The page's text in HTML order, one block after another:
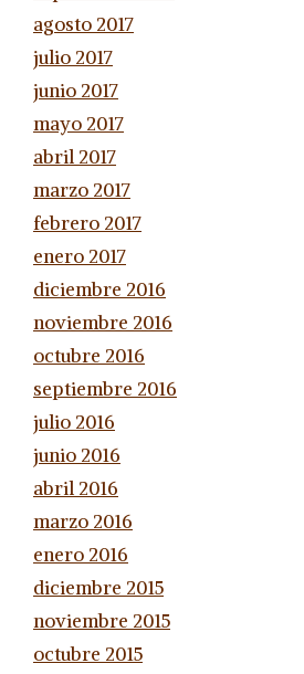
agosto 2017
julio 2017
junio 2017
mayo 2017
abril 2017
marzo 2017
febrero 2017
enero 2017
diciembre 2016
noviembre 2016
octubre 2016
septiembre 2016
julio 2016
junio 2016
abril 2016
marzo 2016
enero 2016
diciembre 2015
noviembre 2015
octubre 2015